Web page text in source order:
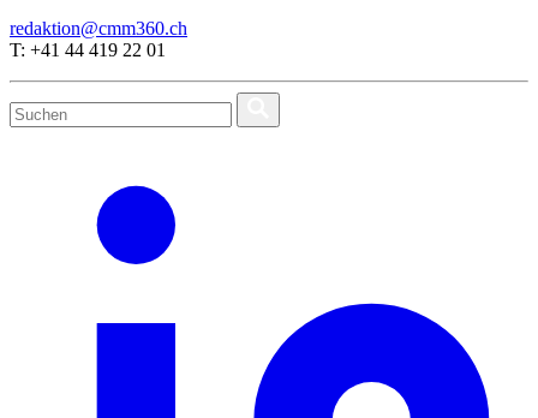
redaktion@cmm360.ch
T: +41 44 419 22 01